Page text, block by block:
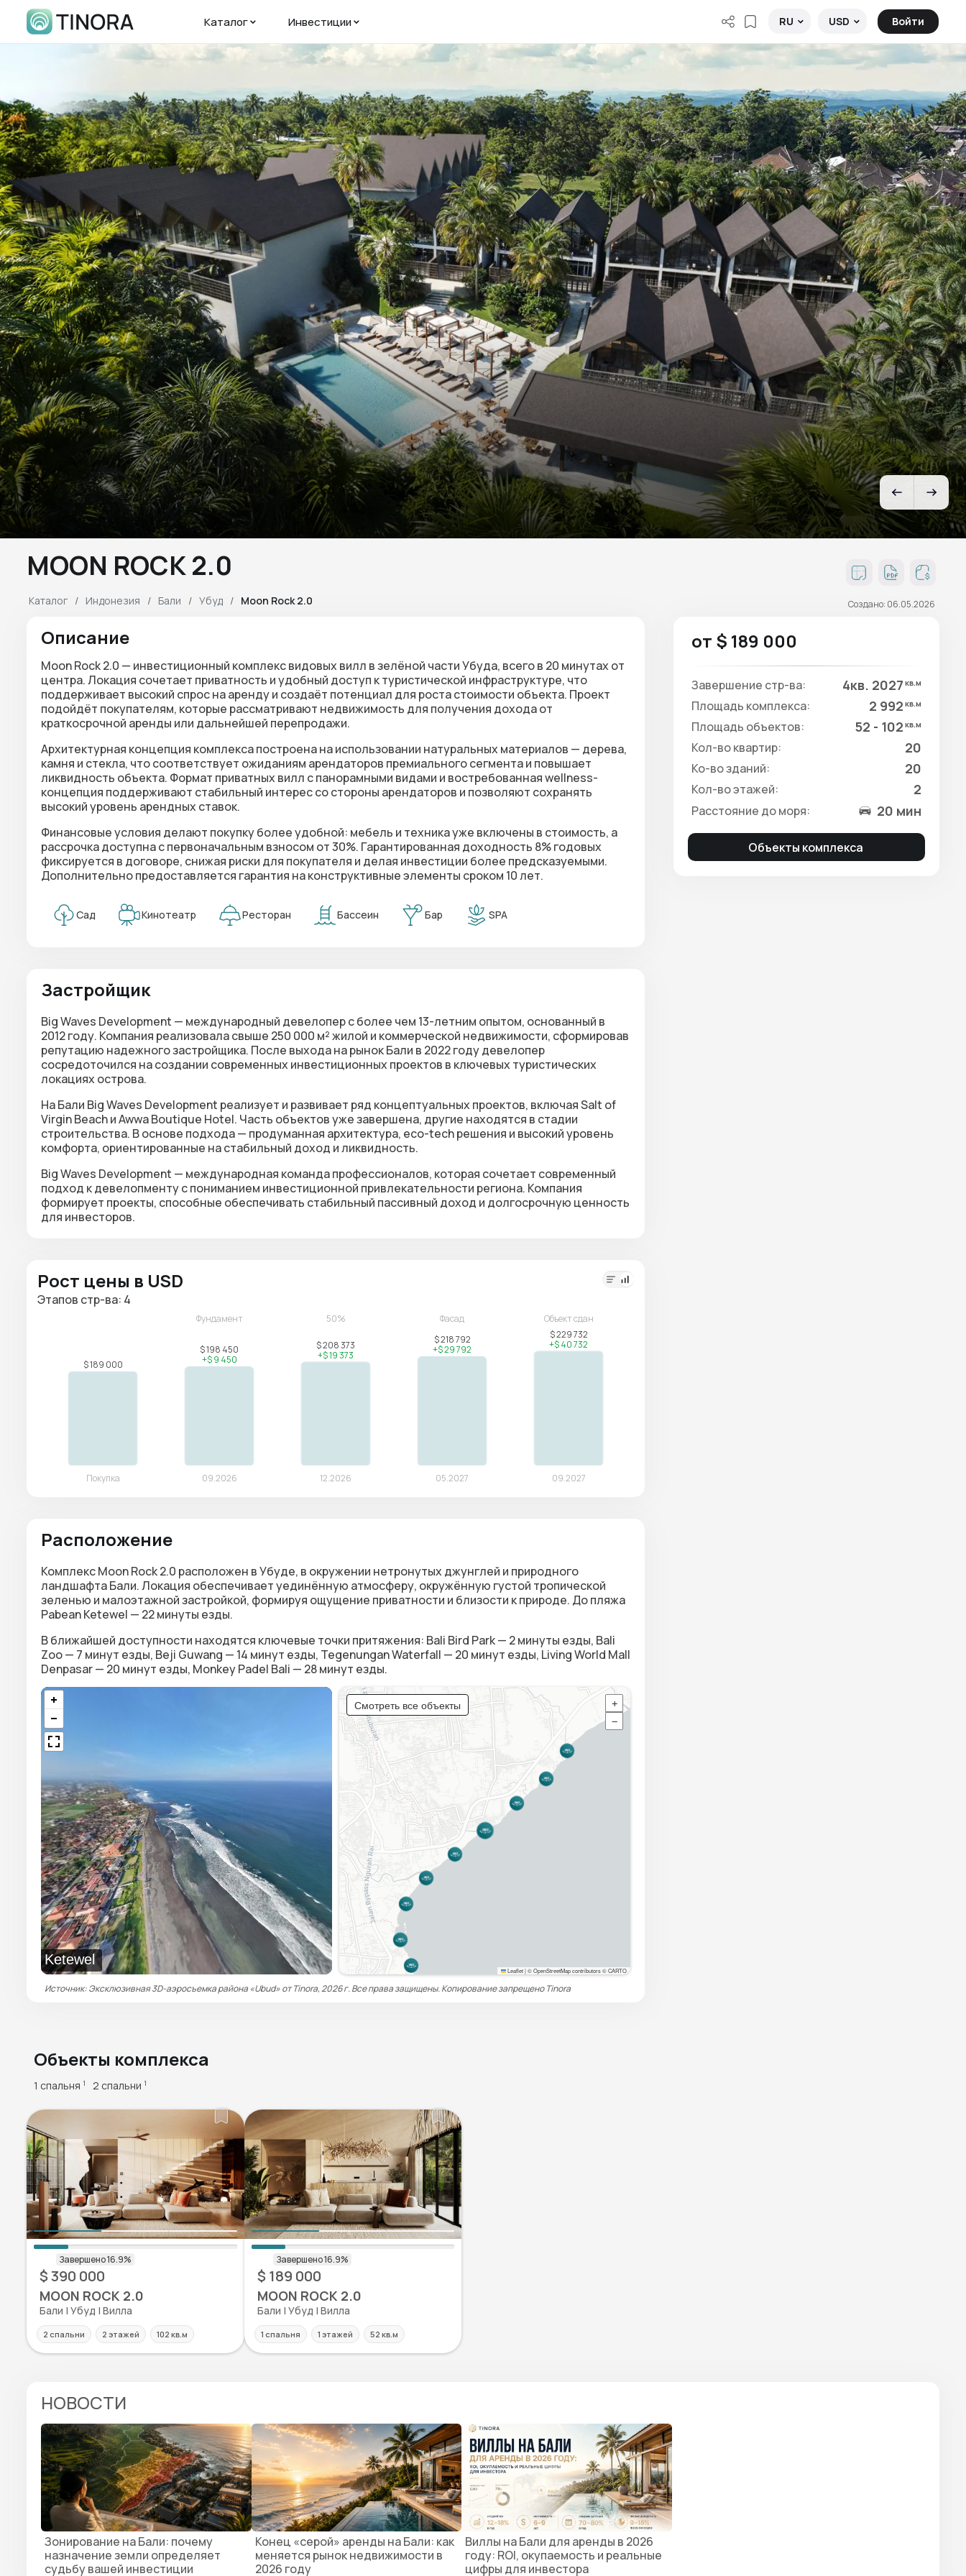
Каталог Инвестиции RU USD Войти
MOON ROCK 2.0
Каталог Индонезия Бали Убуд Moon Rock 2.0 Создано: 06.05.2026
Описание
Moon Rock 2.0 — инвестиционный комплекс видовых вилл в зелёной части Убуда, всего в 20 минутах от
центра. Локация сочетает приватность и удобный доступ к туристической инфраструктуре, что
поддерживает высокий спрос на аренду и создаёт потенциал для роста стоимости объекта. Проект
подойдёт покупателям, которые рассматривают недвижимость для получения дохода от
краткосрочной аренды или дальнейшей перепродажи.
Архитектурная концепция комплекса построена на использовании натуральных материалов — дерева,
камня и стекла, что соответствует ожиданиям арендаторов премиального сегмента и повышает
ликвидность объекта. Формат приватных вилл с панорамными видами и востребованная wellness-
концепция поддерживают стабильный интерес со стороны арендаторов и позволяют сохранять
высокий уровень арендных ставок.
Финансовые условия делают покупку более удобной: мебель и техника уже включены в стоимость, а
рассрочка доступна с первоначальным взносом от 30%. Гарантированная доходность 8% годовых
фиксируется в договоре, снижая риски для покупателя и делая инвестиции более предсказуемыми.
Дополнительно предоставляется гарантия на конструктивные элементы сроком 10 лет.
Сад Кинотеатр Ресторан Бассеин Бар SPA
Застройщик
Big Waves Development — международный девелопер с более чем 13-летним опытом, основанный в
2012 году. Компания реализовала свыше 250 000 м² жилой и коммерческой недвижимости, сформировав
репутацию надежного застройщика. После выхода на рынок Бали в 2022 году девелопер
сосредоточился на создании современных инвестиционных проектов в ключевых туристических
локациях острова.
На Бали Big Waves Development реализует и развивает ряд концептуальных проектов, включая Salt of
Virgin Beach и Awwa Boutique Hotel. Часть объектов уже завершена, другие находятся в стадии
строительства. В основе подхода — продуманная архитектура, eco-tech решения и высокий уровень
комфорта, ориентированные на стабильный доход и ликвидность.
Big Waves Development — международная команда профессионалов, которая сочетает современный
подход к девелопменту с пониманием инвестиционной привлекательности региона. Компания
формирует проекты, способные обеспечивать стабильный пассивный доход и долгосрочную ценность
для инвесторов.
Рост цены в USD
Этапов стр-ва: 4
Расположение
Комплекс Moon Rock 2.0 расположен в Убуде, в окружении нетронутых джунглей и природного
ландшафта Бали. Локация обеспечивает уединённую атмосферу, окружённую густой тропической
зеленью и малоэтажной застройкой, формируя ощущение приватности и близости к природе. До пляжа
Pabean Ketewel — 22 минуты езды.
В ближайшей доступности находятся ключевые точки притяжения: Bali Bird Park — 2 минуты езды, Bali
Zoo — 7 минут езды, Beji Guwang — 14 минут езды, Tegenungan Waterfall — 20 минут езды, Living World Mall
Denpasar — 20 минут езды, Monkey Padel Bali — 28 минут езды.
Ketewel
Смотреть все объекты
+
−
Leaflet|© OpenStreetMap contributors © CARTO
Источник: Эксклюзивная 3D-аэросъемка района «Ubud» от Tinora, 2026 г. Все права защищены. Копирование запрещеноTinora
от $ 189 000
Завершение стр-ва: 4кв. 2027 кв.м
Площадь комплекса: 2 992 кв.м
Площадь объектов: 52 - 102 кв.м
Кол-во квартир: 20
Ко-во зданий: 20
Кол-во этажей: 2
Расстояние до моря: 20 мин
Объекты комплекса
Объекты комплекса
1 спальня 1 2 спальни 1
$ 390 000
MOON ROCK 2.0
Бали | Убуд | Вилла
2 спальни 2 этажей 102 кв.м
$ 189 000
MOON ROCK 2.0
Бали | Убуд | Вилла
1 спальня 1 этажей 52 кв.м
НОВОСТИ
Зонирование на Бали: почему
назначение земли определяет
судьбу вашей инвестиции
Конец «серой» аренды на Бали: как
меняется рынок недвижимости в
2026 году
Виллы на Бали для аренды в 2026
году: ROI, окупаемость и реальные
цифры для инвестора